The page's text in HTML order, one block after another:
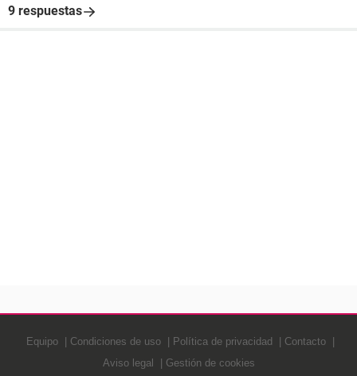
9 respuestas
Equipo Condiciones de uso Política de privacidad
Contacto
Aviso legal
Gestión de cookies